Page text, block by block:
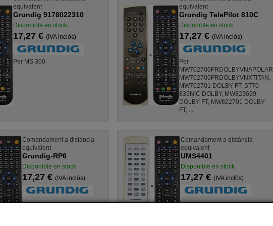
equivalent
Grundig 9178022310
Disponible en stock
17,27 € (IVA inclòs)
Per MS 300
equivalent
Grundig TelePilot 810C
Disponible en stock
17,27 €(IVA inclòs)
Per
MW702700FRDOLBYVNAPOLAR,
MW702700FRDOLBYVNXTITAN,
MW702701 DOLBY FT, ST70
839NIC DOLBY, MW823699
DOLBY FT, MW822701 DOLBY
FT, ...
Comandament a distància
equivalent
Grundig-RP6
Disponible en stock
17,27 € (IVA inclòs)
Comandament a distància
equivalent
UMS4401
Disponible en stock
17,27 € (IVA inclòs)